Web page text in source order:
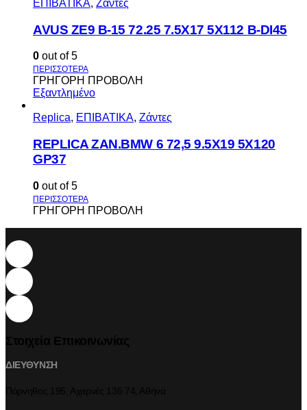
ΕΠΙΒΑΤΙΚΑ, Ζάντες
AVUS ΖΕ9 Β-15 72.25 7.5Χ17 5Χ112 Β-DI45
0 out of 5
ΓΡΗΓΟΡΗ ΠΡΟΒΟΛΗ
Εξαντλημένο
Replica, ΕΠΙΒΑΤΙΚΑ, Ζάντες
REPLICA ZAN.BMW 6 72,5 9.5X19 5X120
GP37
0 out of 5
ΓΡΗΓΟΡΗ ΠΡΟΒΟΛΗ
ΔΙΕΥΘΥΝΣΗ